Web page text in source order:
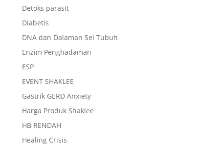
Detoks parasit
Diabetis
DNA dan Dalaman Sel Tubuh
Enzim Penghadaman
ESP
EVENT SHAKLEE
Gastrik GERD Anxiety
Harga Produk Shaklee
HB RENDAH
Healing Crisis